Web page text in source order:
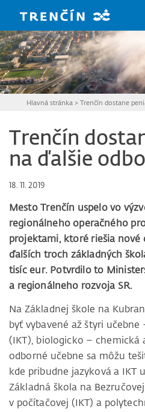
Hlavná stránka > Trenčín dostane
Trenčín
na ďalšie
18. 11. 2019
Mesto Trenčín uspelo vo
regionálneho operačného
projektami, ktoré riešia nové
ďalších troch základných
tisíc eur. Potvrdilo to
a regionálneho rozvoja SR.
Na Základnej škole na
byť vybavené až štyri
(IKT), biologicko – chemická
odborné učebne sa môžu
kde pribudne jazyková a IKT
Základná škola na
v počítačovej (IKT) a